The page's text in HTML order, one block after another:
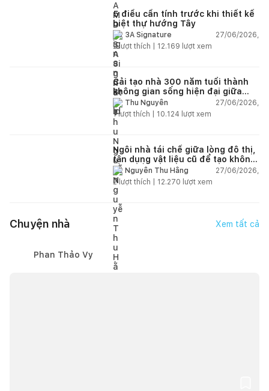
5 điều cần tính trước khi thiết kế
biệt thự hướng Tây
3A Signature
27/06/2026,
2lượt thích | 12.169 lượt xem
Cải tạo nhà 300 năm tuổi thành
không gian sống hiện đại giữa
thiên nhiên
Thu Nguyễn
27/06/2026,
1lượt thích | 10.124 lượt xem
Ngôi nhà tái chế giữa lòng đô thị,
tận dụng vật liệu cũ để tạo không
gian sống linh hoạt
Nguyễn Thu Hằng
27/06/2026,
2lượt thích | 12.270 lượt xem
Chuyện nhà Xem tất cả
Phan Thảo Vy